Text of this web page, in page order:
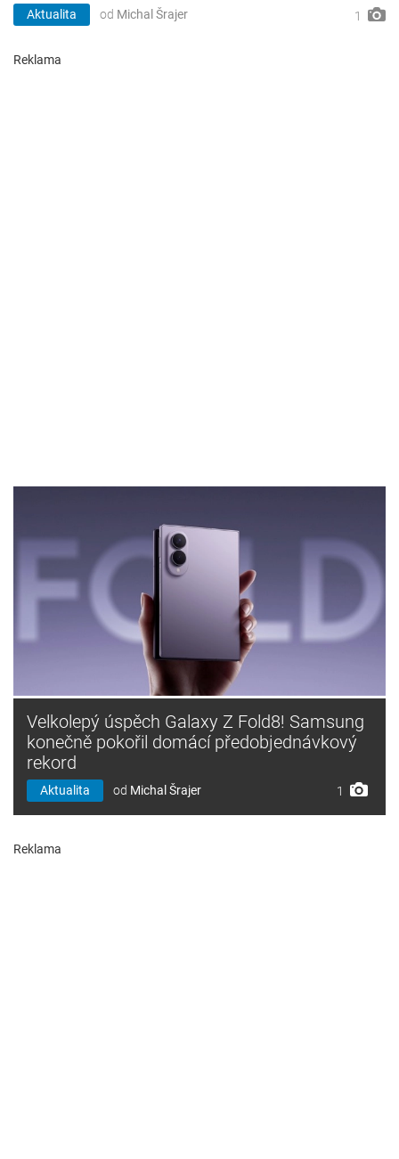
Aktualita od Michal Šrajer 1
Reklama
Velkolepý úspěch Galaxy Z Fold8! Samsung
konečně pokořil domácí předobjednávkový
rekord
Aktualita od Michal Šrajer 1
Reklama